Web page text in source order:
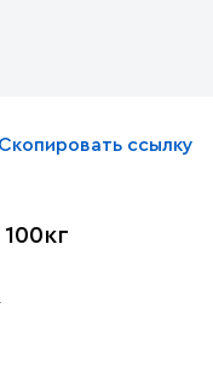
Скопировать ссылку